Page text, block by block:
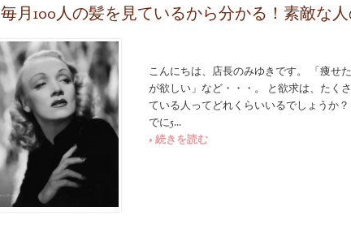
毎月100人の髪を見ているから分かる！素敵な人
こんにちは、店長のみゆきです。 「痩せ
が欲しい」など・・・。 と欲求は、たく
ている人ってどれくらいいるでしょうか
でに5...
» 続きを読む